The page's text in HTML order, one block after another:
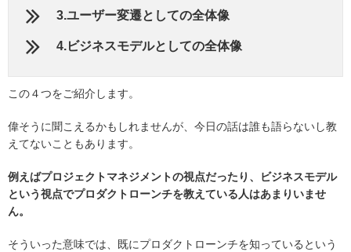
3.ユーザー変遷としての全体像
4.ビジネスモデルとしての全体像
この４つをご紹介します。
偉そうに聞こえるかもしれませんが、今日の話は誰も語らないし教
えてないこともあります。
例えばプロジェクトマネジメントの視点だったり、ビジネスモデル
という視点でプロダクトローンチを教えている人はあまりいませ
ん。
そういった意味では、既にプロダクトローンチを知っているという